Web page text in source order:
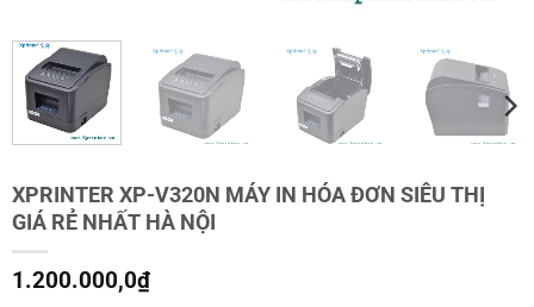
XPRINTER XP-V320N MÁY IN HÓA ĐƠN SIÊU THỊ
GIÁ RẺ NHẤT HÀ NỘI
1.200.000,0₫